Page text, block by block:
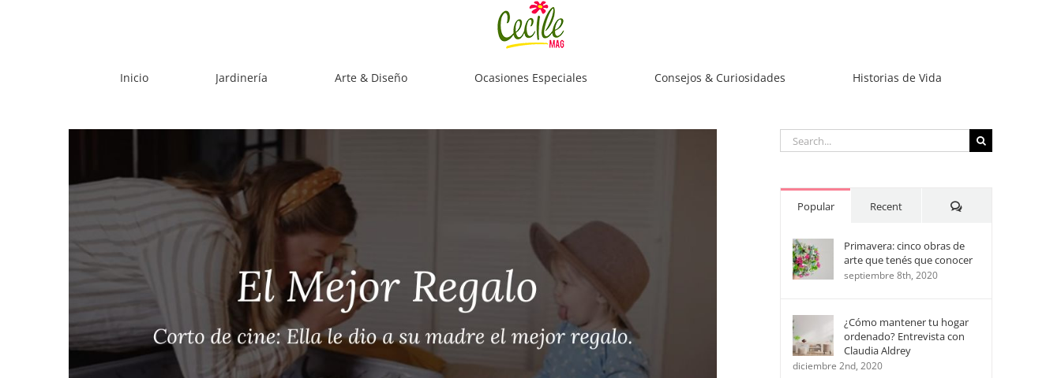
Inicio Jardinería Arte & Diseño Ocasiones Especiales Consejos & Curiosidades Historias de Vida
Search
for:
Popular Recent Comments
Primavera: cinco obras de
arte que tenés que conocer
septiembre 8th, 2020
¿Cómo mantener tu hogar
ordenado? Entrevista con
Claudia Aldrey
diciembre 2nd, 2020